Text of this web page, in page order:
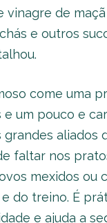
vinagre de
e outros
come uma
e um pouco e
grandes aliados
faltar nos
mexidos ou
do treino. É
e ajuda a